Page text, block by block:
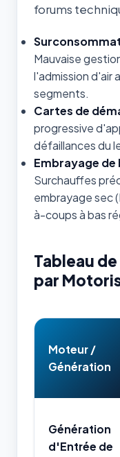
forums
Mauvaise
l'admission d'air
segments.
Cartes de
progressive
défaillances du
Embrayage de
Surchauffes
embrayage sec
à-coups à bas
Tableau
par
Moteur /
Génération
Génération
d'Entrée de